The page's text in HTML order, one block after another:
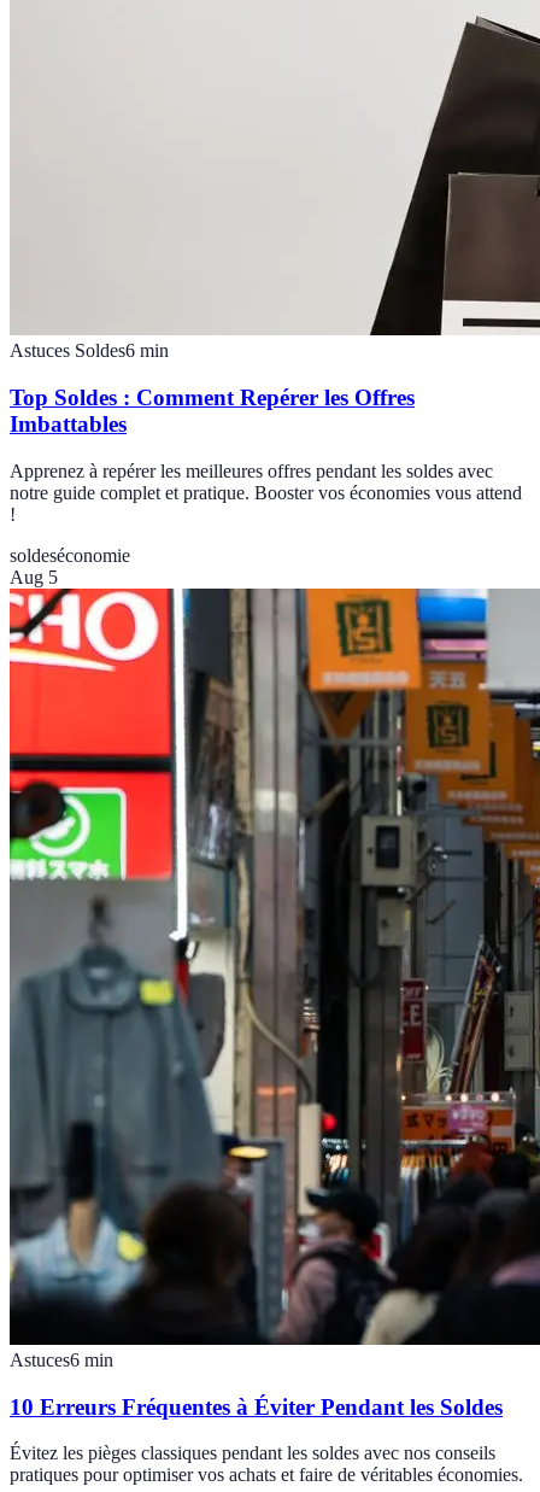
Astuces Soldes6 min
Top Soldes : Comment Repérer les Offres
Imbattables
Apprenez à repérer les meilleures offres pendant les soldes avec
notre guide complet et pratique. Booster vos économies vous attend
!
soldeséconomie
Aug 5
Astuces6 min
10 Erreurs Fréquentes à Éviter Pendant les Soldes
Évitez les pièges classiques pendant les soldes avec nos conseils
pratiques pour optimiser vos achats et faire de véritables économies.